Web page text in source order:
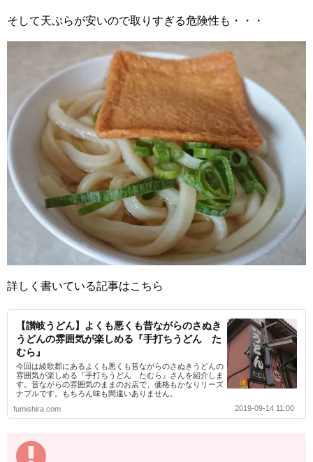
そして天ぷらが安いので取りすぎる危険性も・・・
詳しく書いている記事はこちら
【讃岐うどん】よくも悪くも昔ながらのさぬき
うどんの雰囲気が楽しめる『手打ちうどん た
むら』
今回は綾歌郡にあるよくも悪くも昔ながらのさぬきうどんの
雰囲気が楽しめる『手打ちうどん たむら』さんを紹介しま
す。昔ながらの雰囲気のままのお店で、価格もかなりリーズ
ナブルです。もちろん味も間違いありません。
fumishira.com
2019-09-14 11:00